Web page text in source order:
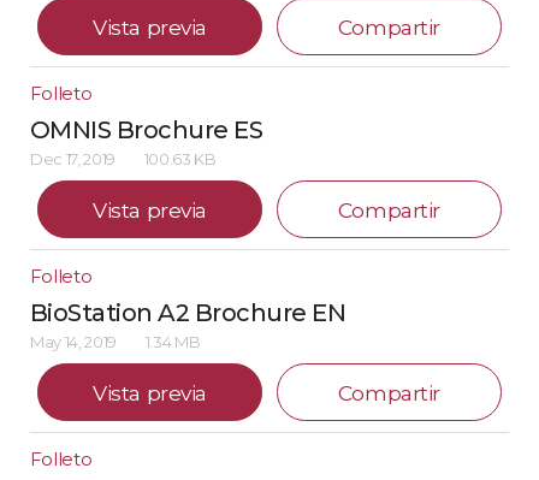
Vista previa Compartir
Folleto
OMNIS Brochure ES
Dec 17, 2019 100.63 KB
Vista previa Compartir
Folleto
BioStation A2 Brochure EN
May 14, 2019 1.34 MB
Vista previa Compartir
Folleto